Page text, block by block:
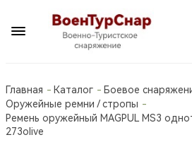
Главная Каталог
Боевое
Оружейные ремни / стропы
Ремень оружейный MAGPUL MS3
273olive